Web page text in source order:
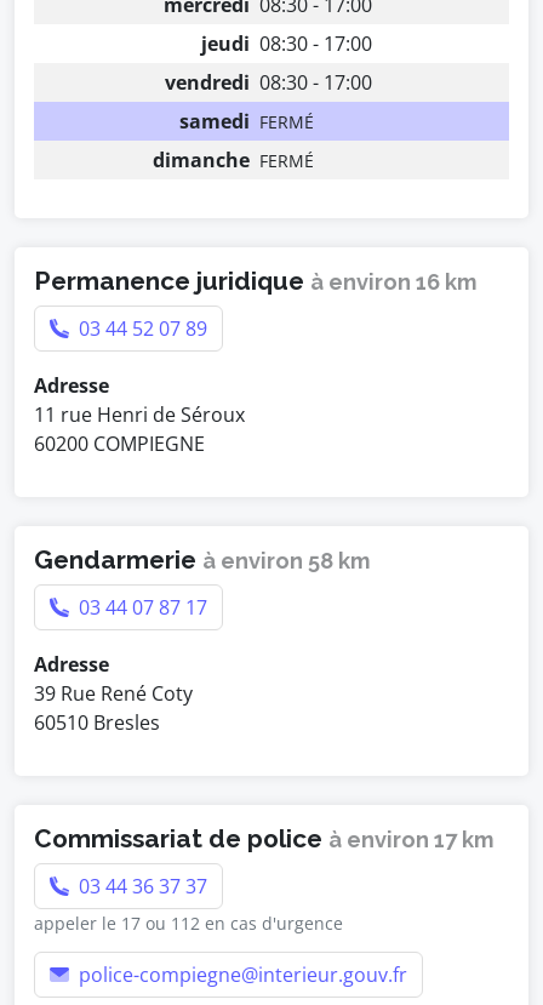
jeudi 08:30 - 17:00
vendredi 08:30 - 17:00
samedi FERMÉ
dimanche FERMÉ
Permanence juridique à environ 16 km
03 44 52 07 89
Adresse
11 rue Henri de Séroux
60200 COMPIEGNE
Gendarmerie à environ 58 km
03 44 07 87 17
Adresse
39 Rue René Coty
60510 Bresles
Commissariat de police à environ 17 km
03 44 36 37 37
appeler le 17 ou 112 en cas d'urgence
police-compiegne@interieur.gouv.fr